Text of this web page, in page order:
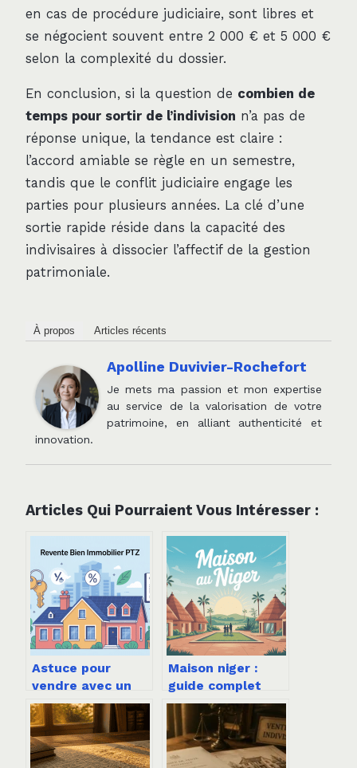
en cas de procédure judiciaire, sont libres et
se négocient souvent entre 2 000 € et 5 000 €
selon la complexité du dossier.
En conclusion, si la question de combien de
temps pour sortir de l’indivision n’a pas de
réponse unique, la tendance est claire :
l’accord amiable se règle en un semestre,
tandis que le conflit judiciaire engage les
parties pour plusieurs années. La clé d’une
sortie rapide réside dans la capacité des
indivisaires à dissocier l’affectif de la gestion
patrimoniale.
À propos Articles récents
Apolline Duvivier-Rochefort
Je mets ma passion et mon expertise
au service de la valorisation de votre
patrimoine, en alliant authenticité et
innovation.
Articles Qui Pourraient Vous Intéresser :
Astuce pour
vendre avec un
ptz : stratégies
efficaces pour
propriétaires et
agents
Maison niger :
guide complet
pour comprendre,
acheter ou
construire